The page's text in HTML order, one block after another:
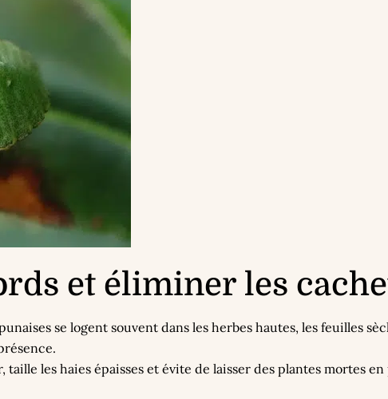
et éliminer les
se logent souvent dans les herbes hautes, les feuilles
les haies épaisses et évite de laisser des plantes mortes